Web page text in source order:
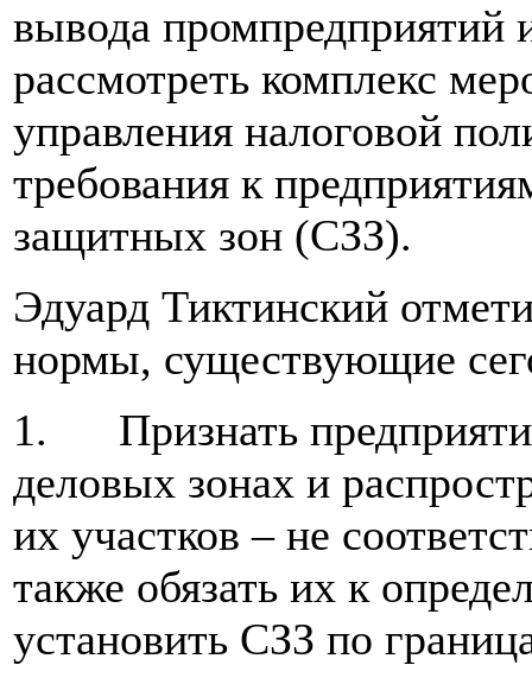
вывода промпредприятий
рассмотреть комплекс
управления налоговой
требования к
защитных зон (СЗЗ).
Эдуард Тиктинский
нормы, существующие
1. Признать
деловых зонах и
их участков – не
также обязать их к
установить СЗЗ по